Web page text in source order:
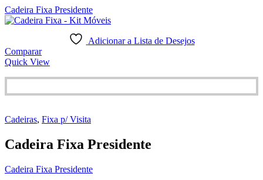
Cadeira Fixa Presidente
Adicionar a Lista de Desejos
Comparar
Quick View
Cadeiras, Fixa p/ Visita
Cadeira Fixa Presidente
Cadeira Fixa Presidente